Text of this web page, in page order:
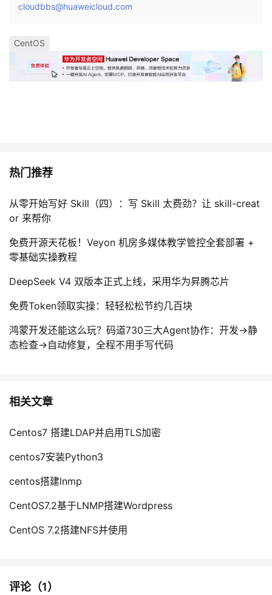
cloudbbs@huaweicloud.com
CentOS
热门推荐
从零开始写好 Skill（四）：写 Skill 太费劲？让 skill-creat
or 来帮你
免费开源天花板！Veyon 机房多媒体教学管控全套部署 +
零基础实操教程
DeepSeek V4 双版本正式上线，采用华为昇腾芯片
免费Token领取实操：轻轻松松节约几百块
鸿蒙开发还能这么玩？码道730三大Agent协作：开发→静
态检查→自动修复，全程不用手写代码
相关文章
Centos7 搭建LDAP并启用TLS加密
centos7安装Python3
centos搭建lnmp
CentOS7.2基于LNMP搭建Wordpress
CentOS 7.2搭建NFS并使用
评论（1）